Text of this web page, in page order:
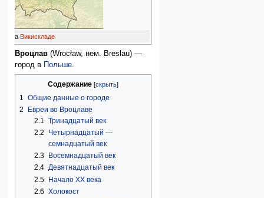
на Викискладе
Вроцлав (Wrocław, нем. Breslau) —
город в Польше
Содержание
1
Общие данные о городе
2
Евреи во Вроцлаве
2.1
Тринадцатый век
2.2
Четырнадцатый —
семнадцатый век
2.3
Восемнадцатый век
2.4 Девятнадцатый век
2.5
Начало XX века
2.6 Холокост